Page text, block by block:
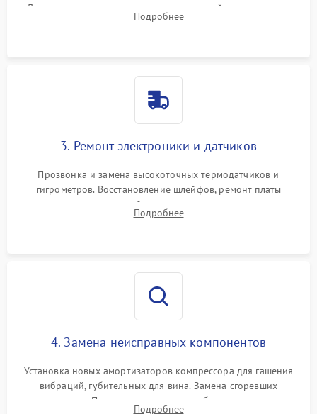
Диагностика термоэлектрических модулей, радиаторов и
кулеров на предмет перегрева или выхода из строя.
Подробнее
3. Ремонт электроники и датчиков
Прозвонка и замена высокоточных термодатчиков и
гигрометров. Восстановление шлейфов, ремонт платы
управления, отвечающей за поддержание микроклимата.
Проверка систем защиты от УФ-излучения и подсветки.
Подробнее
4. Замена неисправных компонентов
Установка новых амортизаторов компрессора для гашения
вибраций, губительных для вина. Замена сгоревших
элементов Пельтье, вентиляторов обдува, угольных
Подробнее